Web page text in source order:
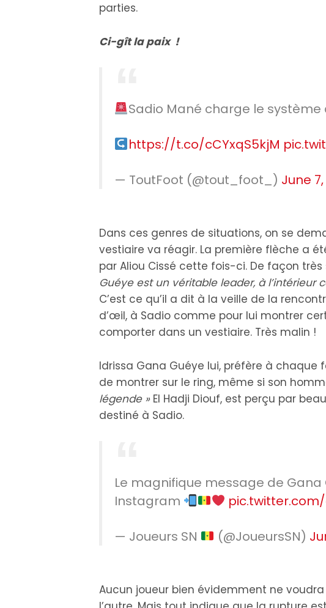
parties.
Ci-gît la paix !
Sadio Mané charge le système
https://t.co/cCYxqS5kjM
— ToutFoot (@tout_foot_) June
Dans ces genres de situations, on se
vestiaire va réagir. La première flèche a
par Aliou Cissé cette fois-ci. De façon très
Guéye est un véritable leader, à l’intérieur
C’est ce qu’il a dit à la veille de la
d’œil, à Sadio comme pour lui montrer
comporter dans un vestiaire. Très malin !
Idrissa Gana Guéye lui, préfère à chaque
de montrer sur le ring, même si son
légende »El Hadji Diouf, est perçu par
destiné à Sadio.
Le magnifique message de Gana
Instagram
pic.twitter.com/
— Joueurs SN (@JoueursSN)
Aucun joueur bien évidemment ne